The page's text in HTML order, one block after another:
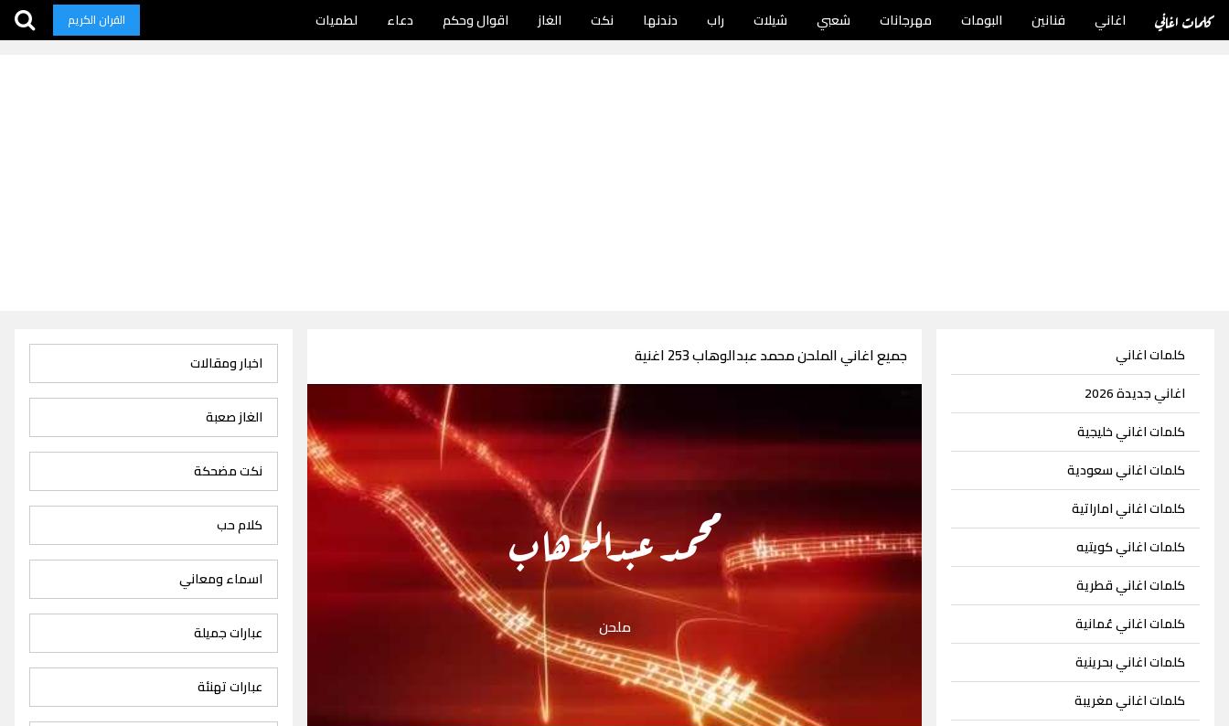
كلمات اغاني اغاني فنانين البومات مهرجانات شعبي شيلات راب دندنها نكت الغاز اقوال وحكم دعاء لطميات القران الكريم
كلمات اغاني
اغاني جديدة 2026
كلمات اغاني خليجية
كلمات اغاني سعودية
كلمات اغاني اماراتية
كلمات اغاني كويتيه
كلمات اغاني قطرية
كلمات اغاني عُمانية
كلمات اغاني بحرينية
كلمات اغاني مغريبة
جميع اغاني الملحن محمد عبدالوهاب 253 اغنية
محمد عبدالوهاب
ملحن
اخبار ومقالات
الغاز صعبة
نكت مضحكة
كلام حب
اسماء ومعاني
عبارات جميلة
عبارات تهنئة